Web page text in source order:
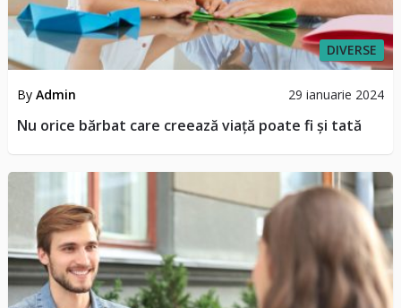
DIVERSE
By Admin 29 ianuarie 2024
Nu orice bărbat care creează viață poate fi și tată